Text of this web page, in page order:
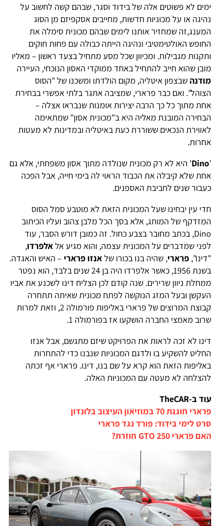
ימים לא פשוטים אלה של בידוד וסגר, שבהם קשה לחשוב על
נהיגה או על מכוניות חדשות, מחייבים אסקפיזם מן הסוג
המענג,זה שמחזיר אותנו לימים שבהם מכונית סימלה את
החופש האולטימטיבי ונהיגה הייתה כבולה עם פחות חוקים
ותקנות מגבילות. ומכיוון שכל מסע מתחיל בצעד ראשון – מאליו
מובן שהוא חייב להתחיל באחד ממוקדי האסון הנוכחי, העיירה
מודנהשבצפון איטליה, מקום הולדתו ומשכנו של "הסוס
הצוהל". ואם כבר פרארי, שמציבה אתגר בלתי אפשרי בבחירת
אחת מתוך כל כך הרבה יצירות אומנות שנבראו אצלה –
הבחירה המובנת מאליה היא ב"מכונית אסון" שמתאימה
לאווירת הנכאים ששוררת כעת באיטליה ובמדינות לא מעטות
אחרות.
'
Dino' היא לא רק מכונית שנולדה מתוך אסון משפחתי, אלא גם
אחת שלא קיבלה את הכבוד הראוי לה בימי חייה, אבל הפכה
כעבור שנים לחביבת האספנים.
חדי עין יבחינו שעל המכונית הזאת לא מוטבע סמל הסוס
המזדקף של המותג, אלא בסך הכל מלבן צהוב ועליו הכיתוב
Dino, בכתב מחובר בצבע כחול. זה כמובן דורש הסבר, עוד
לפני שמדברים על המכונית עצמה, והוא מגיע אל אלפרדו,
"דינו", פרארי, שהיה בנו בכורו של אנזו פרארי – האיש והאגדה.
בשנת 1956, כאשר אלפרדו היה בן 24 שנים בלבד, הוא נפטר
ממחלת ניוון שרירים. שנה קודם לכן הצליח דינו לשכנע את אביו
העקשן ובעל המזג הנוקשה לפתח מכונית שאיתה תתחרה
קבוצת המרוצים של פרארי באליפות פורמולה 2, וזאת למרות
שרוב מאמצי החברה הושקעו אז בפורמולה 1.
דינו לא זכה לראות את הפרויקט שיזם מתגשם, אבל אנזו
החליט להשקיע בו ולדגם המכוניות שנבנו כדי להתחרות
באליפות הזאת הוא קרא על שם בנו, דינו. פרארי אף זכתה
להצלחה לא מעטה עם המכוניות האלה.
עוד ב-TheCAR
פרארי חוגגת 70 במוזיאון העיצוב בלונדון
סרט לימי בידוד: פורד נגד פרארי
האם פרארי 250 GTO חוזרת?